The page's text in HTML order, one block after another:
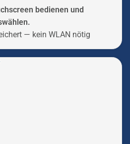
bedienen und
— kein WLAN nötig